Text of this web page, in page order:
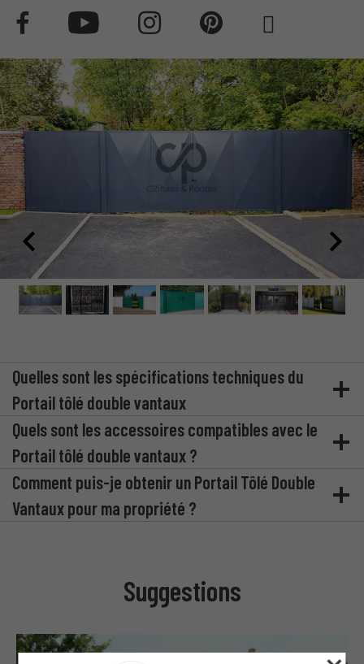
Quelles sont les spécifications techniques du
Portail tôlé double vantaux
Quels sont les accessoires compatibles avec le
Portail tôlé double vantaux ?
Comment puis-je obtenir un Portail Tôlé Double
Vantaux pour ma propriété ?
Suggestions